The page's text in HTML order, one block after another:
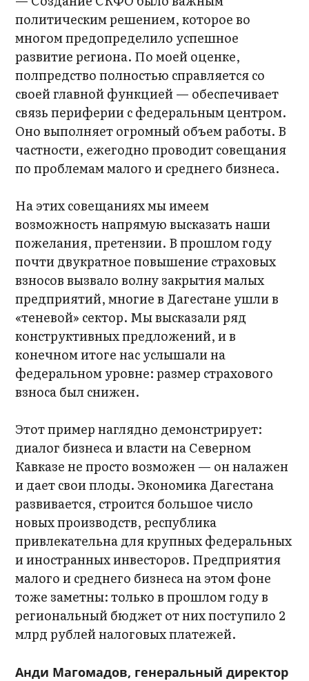
политическим решением, которое во
многом предопределило успешное
развитие региона. По моей оценке,
полпредство полностью справляется со
своей главной функцией — обеспечивает
связь периферии с федеральным центром.
Оно выполняет огромный объем работы. В
частности, ежегодно проводит совещания
по проблемам малого и среднего бизнеса.
На этих совещаниях мы имеем
возможность напрямую высказать наши
пожелания, претензии. В прошлом году
почти двукратное повышение страховых
взносов вызвало волну закрытия малых
предприятий, многие в Дагестане ушли в
«теневой» сектор. Мы высказали ряд
конструктивных предложений, и в
конечном итоге нас услышали на
федеральном уровне: размер страхового
взноса был снижен.
Этот пример наглядно демонстрирует:
диалог бизнеса и власти на Северном
Кавказе не просто возможен — он налажен
и дает свои плоды. Экономика Дагестана
развивается, строится большое число
новых производств, республика
привлекательна для крупных федеральных
и иностранных инвесторов. Предприятия
малого и среднего бизнеса на этом фоне
тоже заметны: только в прошлом году в
региональный бюджет от них поступило 2
млрд рублей налоговых платежей.
Анди Магомадов, генеральный директор